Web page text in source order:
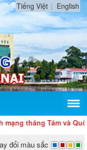
Tiếng Việt English
tháng Tám và Quốc
đổi màu sắc